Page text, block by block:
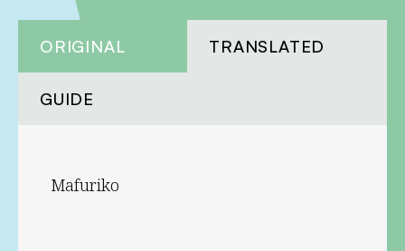
ORIGINAL TRANSLATED
GUIDE
Mafuriko